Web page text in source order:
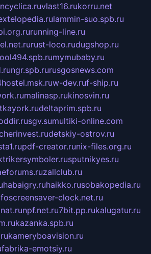
vlast16.rukorru.net
lammin-suo.spb.ru
running-line.ru
rust-loco.rudugshop.ru
mymubaby.ru
ngr.spb.rurusgosnews.com
w-dev.ruf-ship.ru
malinasp.rukinosvin.ru
deltaprim.spb.ru
sgv.sumultiki-online.com
detskiy-ostrov.ru
pdf-creator.runix-files.org.ru
sputnikyes.ru
zallclub.ru
habaigry.ruhaikko.rusobakopedia.ru
screensaver-clock.net.ru
npf.net.ru7bit.pp.rukalugatur.ru
kazanka.spb.ru
kameryboavision.ru
fabrika-emotsiy.ru